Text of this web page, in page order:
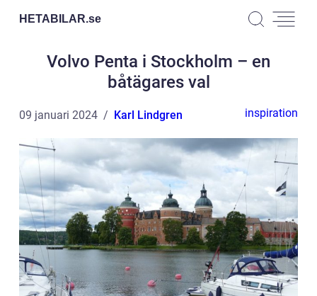
HETABILAR.se
Volvo Penta i Stockholm – en
båtägares val
09 januari 2024 Karl Lindgren inspiration